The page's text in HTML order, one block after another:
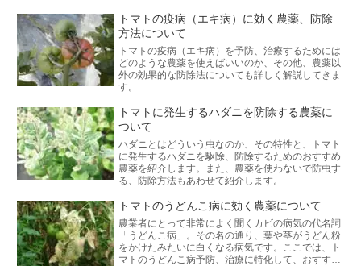
の他の効果的な方法、対策についても解説します。
トマトの疫病（エキ病）に効く農薬、防除
方法について
トマトの疫病（エキ病）を予防、治療するためには
どのような農薬を使えばいいのか、その他、農薬以
外の効果的な防除法についても詳しく解説してきま
す。
トマトに発生するハダニを防除する農薬に
ついて
ハダニとはどういう虫なのか、その特性と、トマト
に発生するハダニを駆除、防除するためのおすすめ
農薬を紹介します。また、農薬を使わないで防虫す
る、防除方法もあわせて紹介します。
トマトのうどんこ病に効く農薬について
農業者にとって非常によく聞くカビの病気の代名詞
「うどんこ病」。その名の通り、葉や茎がうどん粉
をかけたみたいに白くなる病気です。ここでは、ト
マトのうどんこ病予防、治療に特化して、おすすめ